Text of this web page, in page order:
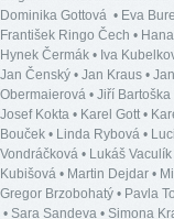
Dominika Gottová • Eva
František Ringo Čech •
Hynek Čermák • Iva
Jan Čenský • Jan Kraus •
Obermaierová • Jiří Bartoška
Josef Kokta • Karel Gott •
Bouček • Linda Rybová •
Vondráčková • Lukáš Vaculík
Kubišová • Martin Dejdar •
Gregor Brzobohatý • Pavla
• Sara Sandeva • Simona